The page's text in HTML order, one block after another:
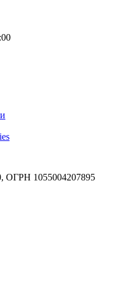
1055004207895